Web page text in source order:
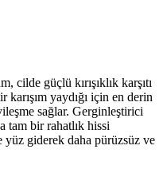
cilde güçlü kırışıklık karşıtı
yaydığı için en derin
sağlar. Gerginleştirici
tam bir rahatlık hissi
yüz giderek daha pürüzsüz ve